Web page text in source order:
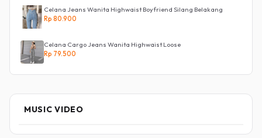
Celana Jeans Wanita Highwaist Boyfriend Silang Belakang
Rp 80.900
Celana Cargo Jeans Wanita Highwaist Loose
Rp 79.500
MUSIC VIDEO